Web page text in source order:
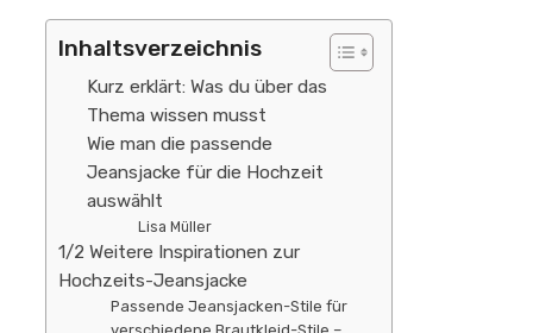
Inhaltsverzeichnis
Kurz erklärt: Was du über das
Thema wissen musst
Wie man die passende
Jeansjacke für die Hochzeit
auswählt
Lisa Müller
1/2 Weitere Inspirationen zur
Hochzeits-Jeansjacke
Passende Jeansjacken-Stile für